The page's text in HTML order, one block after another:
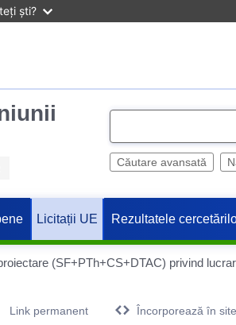
ști?
e
c
t
Căutare avansată
Licitații UE Rezultatele
Link permanent Încorporează în site